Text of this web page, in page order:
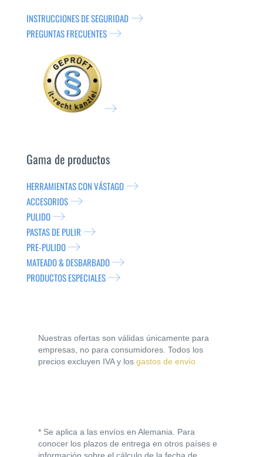
INSTRUCCIONES DE SEGURIDAD
PREGUNTAS FRECUENTES
Gama de productos
HERRAMIENTAS CON VÁSTAGO
ACCESORIOS
PULIDO
PASTAS DE PULIR
PRE-PULIDO
MATEADO & DESBARBADO
PRODUCTOS ESPECIALES
Nuestras ofertas son válidas únicamente para
empresas, no para consumidores. Todos los
precios excluyen IVA y los gastos de envío
* Se aplica a las envíos en Alemania. Para
conocer los plazos de entrega en otros países e